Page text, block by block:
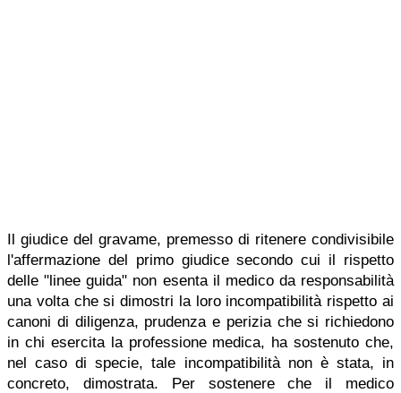
Il giudice del gravame, premesso di ritenere condivisibile
l'affermazione del primo giudice secondo cui il rispetto
delle "linee guida" non esenta il medico da responsabilità
una volta che si dimostri la loro incompatibilità rispetto ai
canoni di diligenza, prudenza e perizia che si richiedono
in chi esercita la professione medica, ha sostenuto che,
nel caso di specie, tale incompatibilità non è stata, in
concreto, dimostrata. Per sostenere che il medico